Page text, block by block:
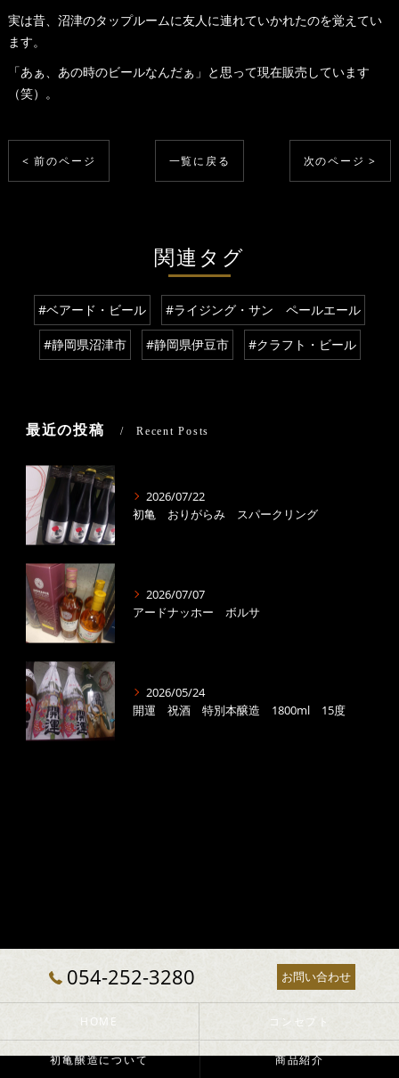
実は昔、沼津のタップルームに友人に連れていかれたのを覚えてい
ます。
「あぁ、あの時のビールなんだぁ」と思って現在販売しています
（笑）。
< 前のページ 一覧に戻る 次のページ >
関連タグ
#ベアード・ビール #ライジング・サン ペールエール
#静岡県沼津市 #静岡県伊豆市 #クラフト・ビール
最近の投稿 Recent Posts
2026/07/22
初亀 おりがらみ スパークリング
2026/07/07
アードナッホー ボルサ
2026/05/24
開運 祝酒 特別本醸造 1800ml 15度
054-252-3280 お問い合わせ
HOME コンセプト
初亀醸造について 商品紹介